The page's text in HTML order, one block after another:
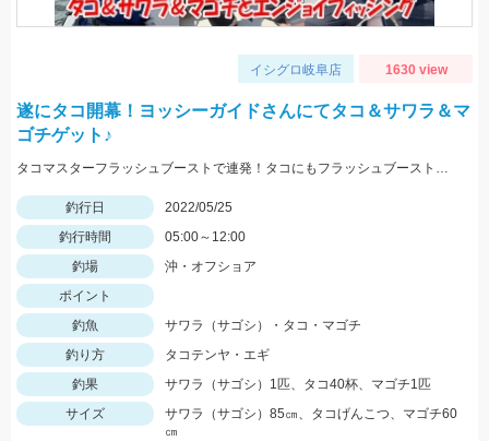
イシグロ岐阜店 1630 view
遂にタコ開幕！ヨッシーガイドさんにてタコ＆サワラ＆マ
ゴチゲット♪
タコマスターフラッシュブーストで連発！タコにもフラッシュブーストが効きます！！
釣行日
2022/05/25
釣行時間
05:00～12:00
釣場
沖・オフショア
ポイント
釣魚
サワラ（サゴシ）・タコ・マゴチ
釣り方
タコテンヤ・エギ
釣果
サワラ（サゴシ）1匹、タコ40杯、マゴチ1匹
サイズ
サワラ（サゴシ）85㎝、タコげんこつ、マゴチ60
㎝